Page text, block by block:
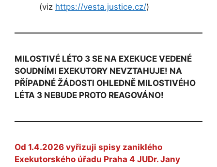
(viz https://vesta.justice.cz/)
MILOSTIVÉ LÉTO 3 SE NA EXEKUCE VEDENÉ
SOUDNÍMI EXEKUTORY NEVZTAHUJE! NA
PŘÍPADNÉ ŽÁDOSTI OHLEDNĚ MILOSTIVÉHO
LÉTA 3 NEBUDE PROTO REAGOVÁNO!
Od 1.4.2026 vyřizuji spisy zaniklého
Exekutorského úřadu Praha 4 JUDr. Jany